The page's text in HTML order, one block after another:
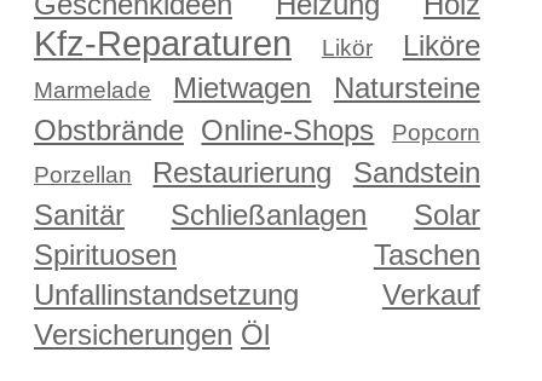
Kfz-Reparaturen Likör Liköre
Marmelade Mietwagen
Natursteine
Obstbrände Online-Shops
Popcorn
Porzellan
Restaurierung
Sandstein
Sanitär
Schließanlagen
Solar
Spirituosen
Taschen
Unfallinstandsetzung
Verkauf
Versicherungen Öl